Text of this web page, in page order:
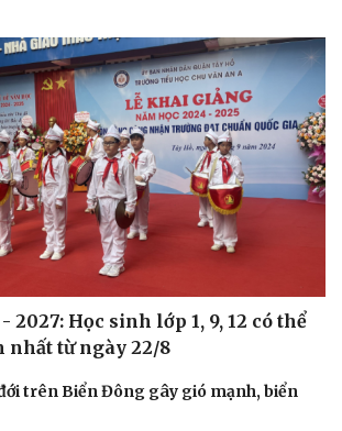
2027: Học sinh lớp 1, 9, 12 có thể
nhất từ ngày 22/8
trên Biển Đông gây gió mạnh, biển